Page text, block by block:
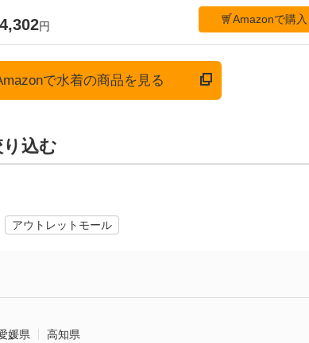
4,302円
Amazonで購入
で水着の商品を見る
込む
アウトレットモール
媛県
高知県